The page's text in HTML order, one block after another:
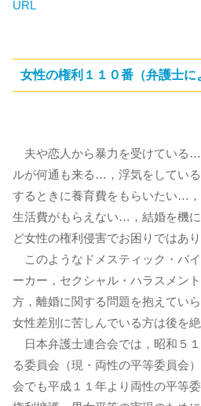
URL
女性の権利１１０番（弁護士に
夫や恋人から暴力を受けている
ルが何通も来る…，浮気をしてい
するときに養育費をもらいたい…
生活費がもらえない…，結婚を機
ど女性の権利侵害でお困りではあ
このようなドメスティック・バ
ーカー，セクシャル・ハラスメン
方，離婚に関する問題を抱えてい
女性差別に苦しんでいる方は後を絶
日本弁護士連合会では，昭和５
る委員会（現・両性の平等委員会
会でも平成１１年より両性の平等